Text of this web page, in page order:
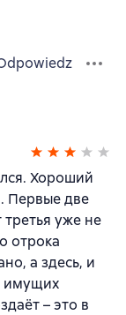
Хороший
Первые две
третья уже не
отрока
а здесь, и
имущих
– это в